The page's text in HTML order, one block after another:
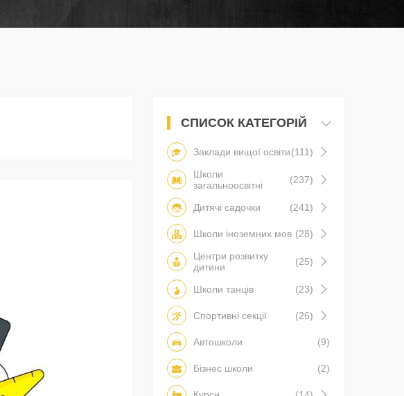
СПИСОК КАТЕГОРІЙ
Заклади вищої освіти(111)
Школи
загальноосвітні
(237)
Дитячі садочки (241)
Школи іноземних мов (28)
Центри розвитку
дитини
(25)
Школи танців (23)
Спортивні секції (26)
Автошколи (9)
Бізнес школи (2)